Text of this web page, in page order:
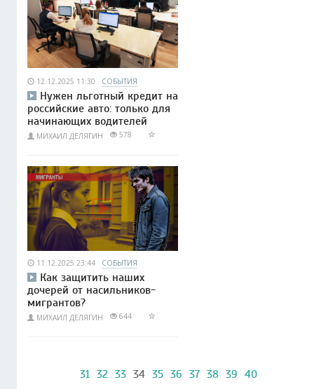
12.12.2025 11:30 СОБЫТИЯ
Нужен льготный кредит на
российские авто: только для
начинающих водителей
МИХАИЛ ДЕЛЯГИН 578
11.12.2025 23:44 СОБЫТИЯ
Как защитить наших
дочерей от насильников-
мигрантов?
МИХАИЛ ДЕЛЯГИН 644
31 32 33 34 35 36 37 38 39 40